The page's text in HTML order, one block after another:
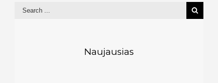
Naujausias